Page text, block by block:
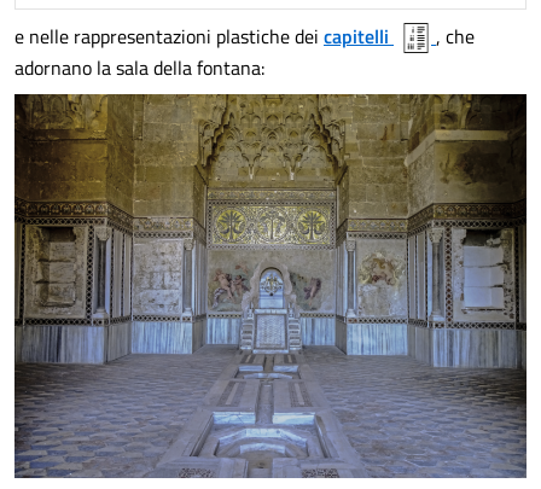
e nelle rappresentazioni plastiche dei capitelli
, che
adornano la sala della fontana: